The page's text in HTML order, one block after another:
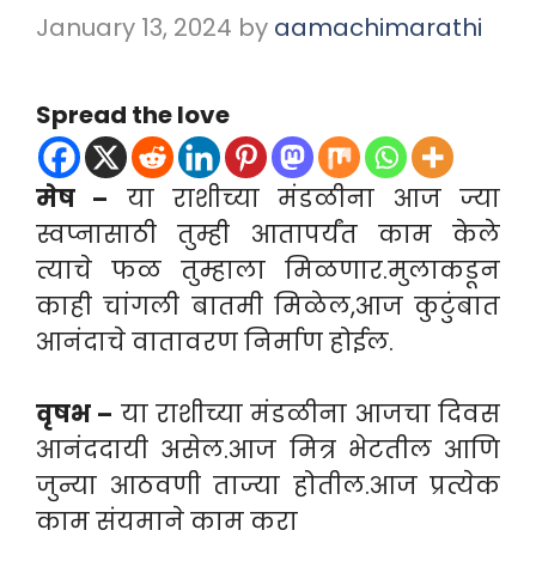
January 13, 2024 by aamachimarathi
Spread the love
मेष – या राशीच्या मंडळीना आज ज्या
स्वप्नासाठी तुम्ही आतापर्यंत काम केले
त्याचे फळ तुम्हाला मिळणार.मुलाकडून
काही चांगली बातमी मिळेल,आज कुटुंबात
आनंदाचे वातावरण निर्माण होईल.
वृषभ – या राशीच्या मंडळीना आजचा दिवस
आनंददायी असेल.आज मित्र भेटतील आणि
जुन्या आठवणी ताज्या होतील.आज प्रत्येक
काम संयमाने काम करा